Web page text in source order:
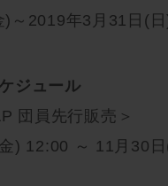
～2019年3月31日(日
ジュール
団員先行販売＞
) 12:00 ～ 11月30